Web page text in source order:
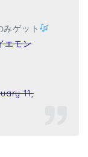
ゲット
エモン
11,